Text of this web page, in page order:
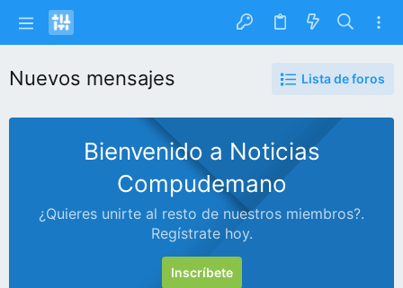
Nuevos mensajes Lista de foros
Bienvenido a Noticias
Compudemano
¿Quieres unirte al resto de nuestros miembros?.
Regístrate hoy.
Inscríbete